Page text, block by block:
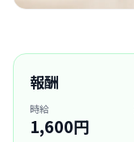
報酬
時給
1,600円